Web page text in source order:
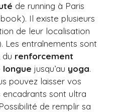
de running à Paris
Il existe plusieurs
de leur localisation
Les entraînements sont
, du renforcement
jusqu’au yoga.
pouvez laisser vos
encadrants sont ultra
de remplir sa